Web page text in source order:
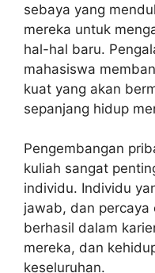
sebaya yang
mereka untuk
hal-hal baru.
mahasiswa
kuat yang akan
sepanjang hidup
Pengembangan
kuliah sangat
individu. Individu
jawab, dan percaya
berhasil dalam
mereka, dan
keseluruhan.